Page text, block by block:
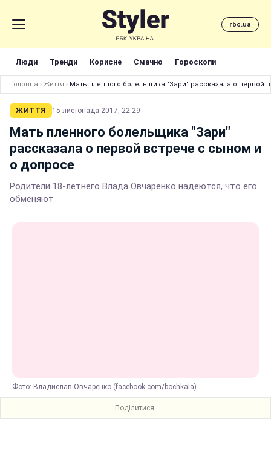
rbc.ua
Люди Тренди Корисне Смачно Гороскопи
Головна › Життя › Мать пленного болельщика "Зари" рассказала о первой
ЖИТТЯ 15 листопада 2017, 22:29
Мать пленного болельщика "Зари"
рассказала о первой встрече с сыном и
о допросе
Родители 18-летнего Влада Овчаренко надеются, что его
обменяют
Фото: Владислав Овчаренко (facebook.com/bochkala)
Поділитися: